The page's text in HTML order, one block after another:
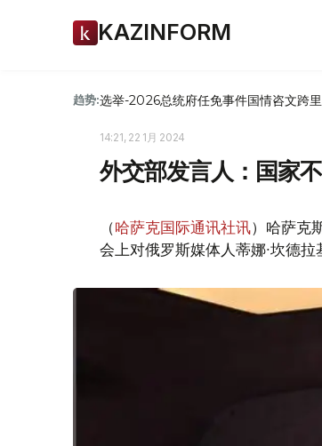
KAZINFORM
趋势:选举-2026总统府任免事件国情咨文跨
14:21, 22 1月 2024
外交部发言人：国家
（哈萨克国际通讯社讯）哈萨克
会上对俄罗斯媒体人蒂娜∙坎德